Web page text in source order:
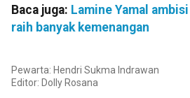
Baca juga: Lamine Yamal
raih banyak kemenangan
Pewarta: Hendri Sukma Indrawan
Editor: Dolly Rosana